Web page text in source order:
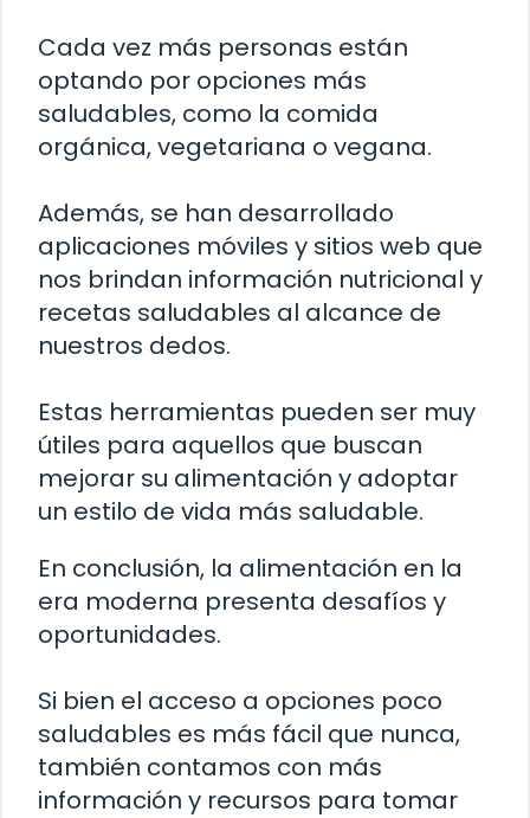
Cada vez más personas están
optando por opciones más
saludables, como la comida
orgánica, vegetariana o vegana.
Además, se han desarrollado
aplicaciones móviles y sitios web que
nos brindan información nutricional y
recetas saludables al alcance de
nuestros dedos.
Estas herramientas pueden ser muy
útiles para aquellos que buscan
mejorar su alimentación y adoptar
un estilo de vida más saludable.
En conclusión, la alimentación en la
era moderna presenta desafíos y
oportunidades.
Si bien el acceso a opciones poco
saludables es más fácil que nunca,
también contamos con más
información y recursos para tomar